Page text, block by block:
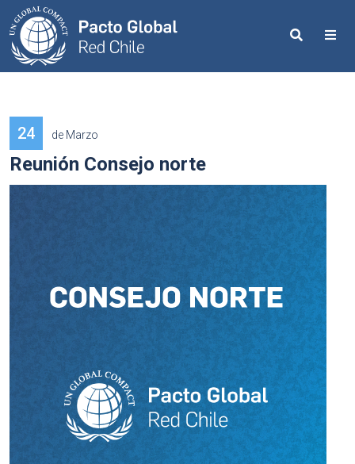
Search
24 de Marzo
Reunión Consejo norte